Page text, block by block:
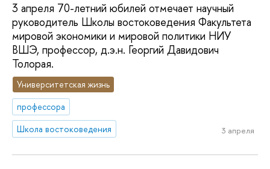
3 апреля 70-летний юбилей отмечает научный
руководитель Школы востоковедения Факультета
мировой экономики и мировой политики НИУ
ВШЭ, профессор, д.э.н. Георгий Давидович
Толорая.
Университетская жизнь
профессора
Школа востоковедения
3 апреля